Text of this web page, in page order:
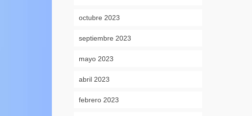
octubre 2023
septiembre 2023
mayo 2023
abril 2023
febrero 2023